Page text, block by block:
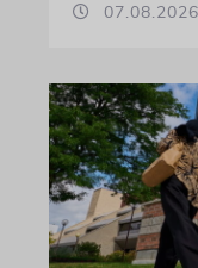
07.08.2026